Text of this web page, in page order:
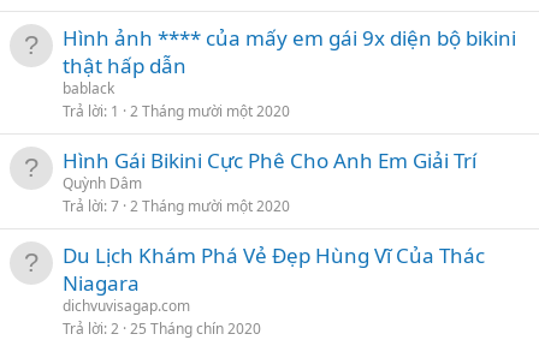
Hình ảnh **** của mấy em gái 9x diện bộ bikini
thật hấp dẫn
bablack
Trả lời 1 2 Tháng mười một 2020
Hình Gái Bikini Cực Phê Cho Anh Em Giải Trí
Quỳnh Dâm
Trả lời 7 2 Tháng mười một 2020
Du Lịch Khám Phá Vẻ Đẹp Hùng Vĩ Của Thác
Niagara
dichvuvisagap.com
Trả lời 2 25 Tháng chín 2020